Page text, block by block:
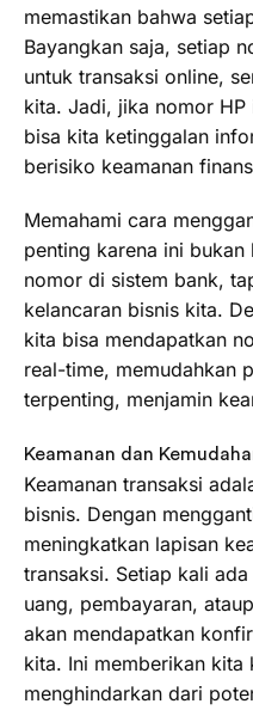
memastikan bahwa
Bayangkan saja, setiap
untuk transaksi online,
kita. Jadi, jika nomor
bisa kita ketinggalan
berisiko keamanan
Memahami cara
penting karena ini bukan
nomor di sistem bank,
kelancaran bisnis kita.
kita bisa mendapatkan
real-time, memudahkan
terpenting, menjamin
Keamanan dan
Keamanan transaksi
bisnis. Dengan
meningkatkan lapisan
transaksi. Setiap kali
uang, pembayaran,
akan mendapatkan
kita. Ini memberikan kita
menghindarkan dari